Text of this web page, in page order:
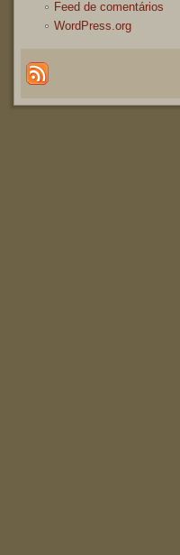
Feed de comentários
WordPress.org